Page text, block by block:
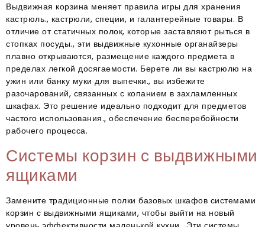
Выдвижная корзина меняет правила игры для хранения
кастрюль., кастрюли, специи, и галантерейные товары. В
отличие от статичных полок, которые заставляют рыться в
стопках посуды., эти выдвижные кухонные органайзеры
плавно открываются, размещение каждого предмета в
пределах легкой досягаемости. Берете ли вы кастрюлю на
ужин или банку муки для выпечки., вы избежите
разочарований, связанных с копанием в захламленных
шкафах. Это решение идеально подходит для предметов
частого использования., обеспечение бесперебойности
рабочего процесса.
Системы корзин с выдвижными
ящиками
Замените традиционные полки базовых шкафов системами
корзин с выдвижными ящиками, чтобы выйти на новый